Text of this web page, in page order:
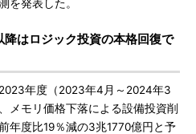
を発表した。
はロジック投資の本格回復で
年度（2023年4月～2024年3
メモリ価格下落による設備投資削
年度比19％減の3兆1770億円と予